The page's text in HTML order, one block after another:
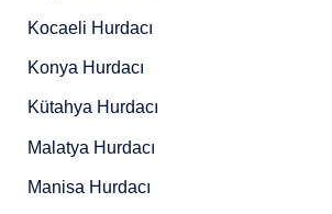
Kocaeli Hurdacı
Konya Hurdacı
Kütahya Hurdacı
Malatya Hurdacı
Manisa Hurdacı